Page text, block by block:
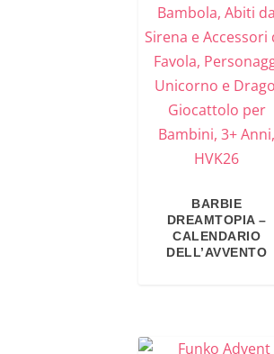
BARBIE
DREAMTOPIA –
CALENDARIO
DELL’AVVENTO